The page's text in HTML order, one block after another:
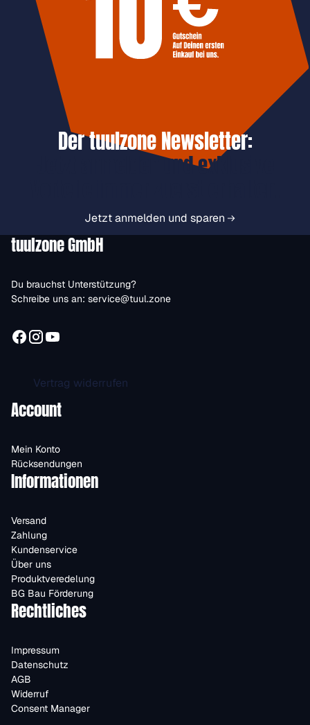
Der tuulzone Newsletter:
Jetzt anmelden und exklusive
Jetzt anmelden und sparen
tuulzone GmbH
Du brauchst Unterstützung?
Schreibe uns an: service@tuul.zone
Vertrag widerrufen
Account
Mein Konto
Rücksendungen
Informationen
Versand
Zahlung
Kundenservice
Über uns
Produktveredelung
BG Bau Förderung
Rechtliches
Impressum
Datenschutz
AGB
Widerruf
Consent Manager